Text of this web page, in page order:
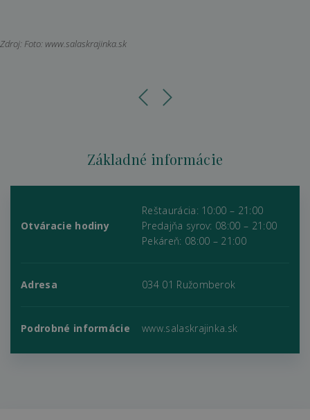
Zdroj: Foto: www.salaskrajinka.sk
Základné informácie
Otváracie hodiny
Reštaurácia: 10:00 – 21:00
Predajňa syrov: 08:00 – 21:00
Pekáreň: 08:00 – 21:00
Adresa 034 01 Ružomberok
Podrobné informácie www.salaskrajinka.sk